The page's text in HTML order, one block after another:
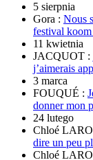
5 sierpnia
Gora : Nous
festival
11 kwietnia
JACQUOT :
j’aimerais
3 marca
FOUQUÉ :
donner mon
24 lutego
Chloé
dire un peu
Chloé